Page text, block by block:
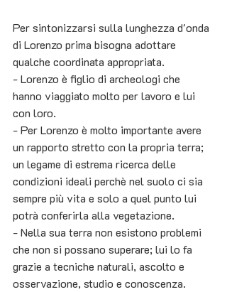
Per sintonizzarsi sulla lunghezza d'onda
di Lorenzo prima bisogna adottare
qualche coordinata appropriata.
- Lorenzo è figlio di archeologi che
hanno viaggiato molto per lavoro e lui
con loro.
- Per Lorenzo è molto importante avere
un rapporto stretto con la propria terra;
un legame di estrema ricerca delle
condizioni ideali perchè nel suolo ci sia
sempre più vita e solo a quel punto lui
potrà conferirla alla vegetazione.
- Nella sua terra non esistono problemi
che non si possano superare; lui lo fa
grazie a tecniche naturali, ascolto e
osservazione, studio e conoscenza.